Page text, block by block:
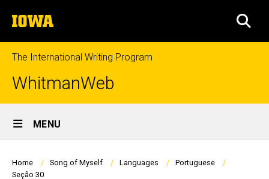
to
content
The
University
of
Iowa
The International Writing Program
WhitmanWeb
Site
Main
Navigation
MENU
Breadcrumb
Home Song of Myself Languages
Portuguese
Seção 30